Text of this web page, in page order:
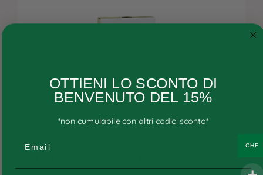
Gatto
CHF
OTTIENI LO SCONTO DI
BENVENUTO DEL 15%
*non cumulabile con altri codici sconto*